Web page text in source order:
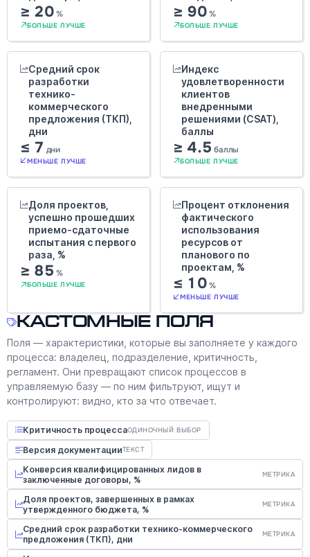
≥ 20%
БОЛЬШЕ ЛУЧШЕ
≥ 90%
БОЛЬШЕ ЛУЧШЕ
Средний срок
разработки
технико-
коммерческого
предложения (ТКП),
дни
≤ 7 дни
МЕНЬШЕ ЛУЧШЕ
Индекс
удовлетворенности
клиентов
внедренными
решениями (CSAT),
баллы
≥ 4.5 баллы
БОЛЬШЕ ЛУЧШЕ
Доля проектов,
успешно прошедших
приемо-сдаточные
испытания с первого
раза, %
≥ 85 %
БОЛЬШЕ ЛУЧШЕ
Процент отклонения
фактического
использования
ресурсов от
планового по
проектам, %
≤ 10%
МЕНЬШЕ ЛУЧШЕ
Кастомные поля
Поля — характеристики, которые вы заполняете у каждого
процесса: владелец, подразделение, критичность,
регламент. Они превращают список процессов в
управляемую базу — по ним фильтруют, ищут и
контролируют: видно, кто за что отвечает.
Критичность процессаОДИНОЧНЫЙ ВЫБОР
Версия документацииТЕКСТ
Конверсия квалифицированных лидов в
заключенные договоры, %
МЕТРИКА
Доля проектов, завершенных в рамках
утвержденного бюджета, %
МЕТРИКА
Средний срок разработки технико-коммерческого
предложения (ТКП), дни
МЕТРИКА